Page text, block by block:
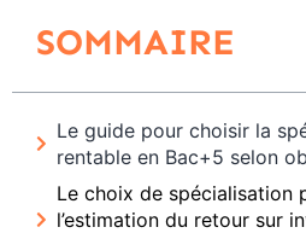
SOMMAIRE
Le guide pour choisir la
rentable en Bac+5 selon
Le choix de spécialisation
l’estimation du retour sur